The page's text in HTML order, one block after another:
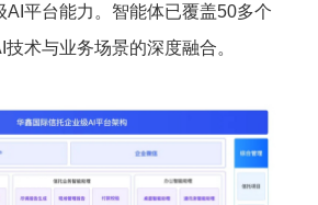
AI平台能力。智能体已覆盖50多个
术与业务场景的深度融合。